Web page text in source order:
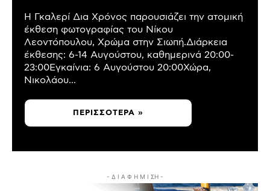
Η Γκαλερί Δια Χρόνος παρουσιάζει την ατομική
έκθεση φωτογραφίας του Νίκου
Λεοντόπουλου, Χρώμα στην Σιωπή.Διάρκεια
έκθεσης: 6-14 Αυγούστου, καθημερινά 20:00-
23:00Εγκαίνια: 6 Αυγούστου 20:00Χώρα,
Νικολάου...
ΠΕΡΙΣΣΌΤΕΡΑ »
- Δ Ι Α Φ Η Μ Ι ΣΗ -